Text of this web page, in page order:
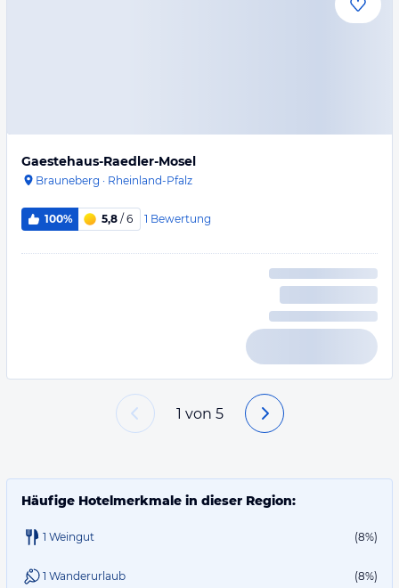
Gaestehaus-Raedler-Mosel
Brauneberg · Rheinland-Pfalz
100% 5,8 / 6 1 Bewertung
1 von 5
Häufige Hotelmerkmale in dieser Region:
1 Weingut (8%)
1 Wanderurlaub (8%)